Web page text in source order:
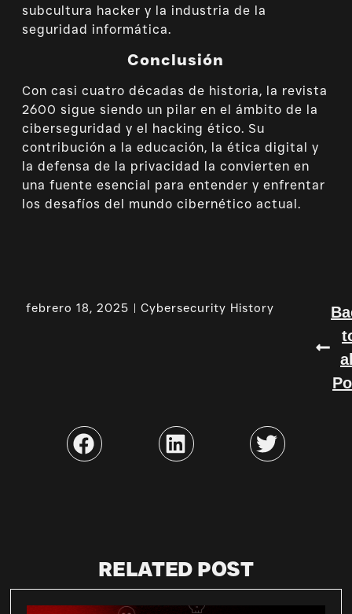
subcultura hacker y la industria de la
seguridad informática.
Conclusión
Con casi cuatro décadas de historia, la revista
2600 sigue siendo un pilar en el ámbito de la
ciberseguridad y el hacking ético. Su
contribución a la educación, la ética digital y
la defensa de la privacidad la convierten en
una fuente esencial para entender y enfrentar
los desafíos del mundo cibernético actual.
febrero 18, 2025 Cybersecurity History
RELATED POST